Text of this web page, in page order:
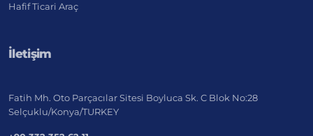
Hafif Ticari Araç
İletişim
Fatih Mh. Oto Parçacılar Sitesi Boyluca Sk. C Blok No:28
Selçuklu/Konya/TURKEY